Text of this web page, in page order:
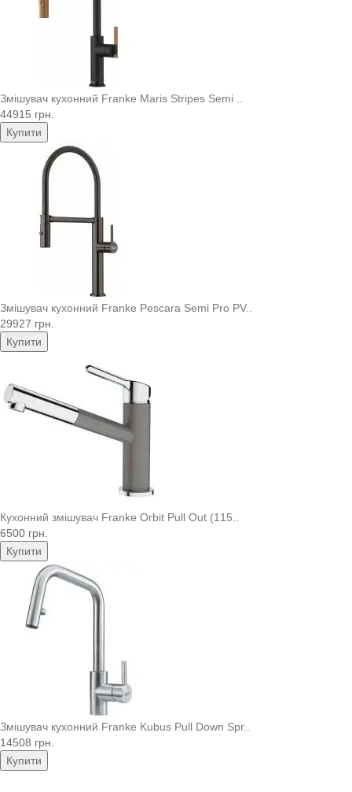
Змішувач кухонний Franke Maris Stripes Semi ..
44915 грн.
Купити
Змішувач кухонний Franke Pescara Semi Pro PV..
29927 грн.
Купити
Кухонний змішувач Franke Orbit Pull Out (115..
6500 грн.
Купити
Змішувач кухонний Franke Kubus Pull Down Spr..
14508 грн.
Купити